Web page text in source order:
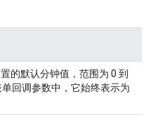
的默认分钟值，范围为 0 到
回调参数中，它始终表示为